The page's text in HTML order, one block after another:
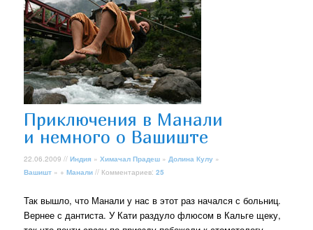
Приключения в Манали
и немного о Вашиште
22.06.2009 //Индия »Химачал Прадеш »Долина Кулу »
Вашишт » +Манали // Комментариев:25
Так вышло, что Манали у нас в этот раз начался с больниц.
Вернее с дантиста. У Кати раздуло флюсом в Кальге щеку,